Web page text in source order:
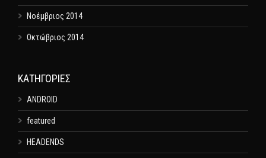
Νοέμβριος 2014
Οκτώβριος 2014
KΑΤΗΓΟΡΊΕΣ
ANDROID
featured
HEADENDS